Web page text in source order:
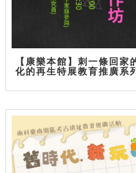
【康樂本館】刺一條回家
化的再生特展教育推廣系